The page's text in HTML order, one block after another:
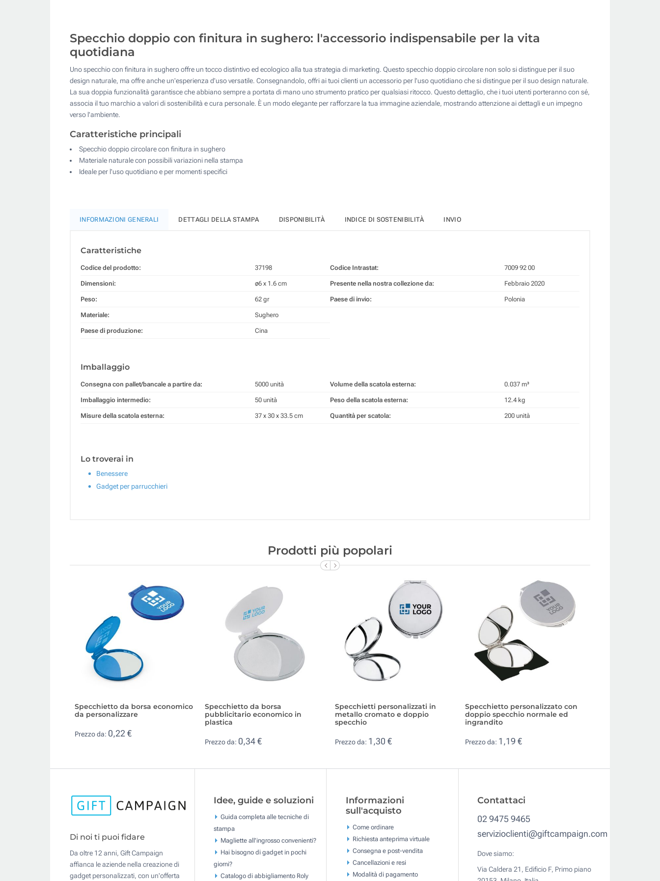
Incisione Laser (Su un lato)
250
Quantità desiderata :
Aggiorna
Specchio doppio con finitura in sughero: l'accessorio indispensabile per la vita
quotidiana
Uno specchio con finitura in sughero offre un tocco distintivo ed ecologico alla tua strategia di marketing. Questo specchio doppio circolare non solo si distingue per il suo
design naturale, ma offre anche un'esperienza d'uso versatile. Consegnandolo, offri ai tuoi clienti un accessorio per l'uso quotidiano che si distingue per il suo design naturale.
La sua doppia funzionalità garantisce che abbiano sempre a portata di mano uno strumento pratico per qualsiasi ritocco. Questo dettaglio, che i tuoi utenti porteranno con sé,
associa il tuo marchio a valori di sostenibilità e cura personale. È un modo elegante per rafforzare la tua immagine aziendale, mostrando attenzione ai dettagli e un impegno
verso l'ambiente.
Caratteristiche principali
Specchio doppio circolare con finitura in sughero
Materiale naturale con possibili variazioni nella stampa
Ideale per l'uso quotidiano e per momenti specifici
INFORMAZIONI GENERALI DETTAGLI DELLA STAMPA DISPONIBILITÀ INDICE DI SOSTENIBILITÀ INVIO
Caratteristiche
Codice del prodotto: 37198
Dimensioni: ø6 x 1.6 cm
Peso: 62 gr
Materiale: Sughero
Paese di produzione: Cina
Codice Intrastat: 7009 92 00
Presente nella nostra collezione da: Febbraio 2020
Paese di invio: Polonia
Imballaggio
Consegna con pallet/bancale a partire da: 5000 unità
Imballaggio intermedio: 50 unità
Misure della scatola esterna: 37 x 30 x 33.5 cm
Volume della scatola esterna: 0.037 m³
Peso della scatola esterna: 12.4 kg
Quantità per scatola: 200 unità
Lo troverai in
Benessere
Gadget per parrucchieri
Prodotti più popolari
Specchietto da borsa economico
da personalizzare
Prezzo da: 0,22 €
Specchietto da borsa
pubblicitario economico in
plastica
Prezzo da: 0,34 €
Specchietti personalizzati in
metallo cromato e doppio
specchio
Prezzo da: 1,30 €
Specchietto personalizzato con
doppio specchio normale ed
ingrandito
Prezzo da: 1,19 €
Di noi ti puoi fidare
Da oltre 12 anni, Gift Campaign
affianca le aziende nella creazione di
gadget personalizzati, con un'offerta
Idee, guide e soluzioni
Guida completa alle tecniche di
stampa
Magliette all'ingrosso convenienti?
Hai bisogno di gadget in pochi
giorni?
Catalogo di abbigliamento Roly
Informazioni
sull'acquisto
Come ordinare
Richiesta anteprima virtuale
Consegna e post-vendita
Cancellazioni e resi
Modalità di pagamento
Contattaci
02 9475 9465
servizioclienti@giftcampaign.com
Dove siamo:
Via Caldera 21, Edificio F, Primo piano